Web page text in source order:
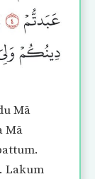
Mā
Mā
Lakum